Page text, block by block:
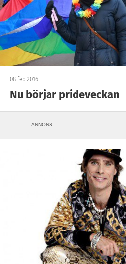
08 feb 2016
Nu börjar prideveckan
ANNONS